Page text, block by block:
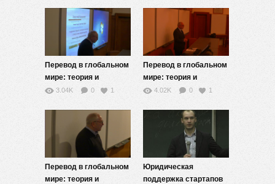
Перевод в глобальном
мире: теория и
методология — 6 часть
3.04K 0 1
Перевод в глобальном
мире: теория и
методология — 3 часть
4.02K 0 1
Перевод в глобальном
мире: теория и
Юридическая
поддержка стартапов